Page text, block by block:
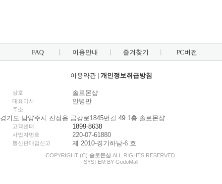
FAQ 이용안내 즐겨찾기 PC버전
이용약관| 개인정보취급방침
상호 솔로몬샵
대표이사 안병만
주소
경기도 남양주시 진접읍 금강로1845번길 49 1층 솔로몬샵
고객센터 1899-8638
사업자번호 220-07-61880
통신판매업신고 제 2010-경기하남-6 호
COPYRIGHT (C) 솔로몬샵 ALL RIGHTS RESERVED.
SYSTEM BY GodoMall